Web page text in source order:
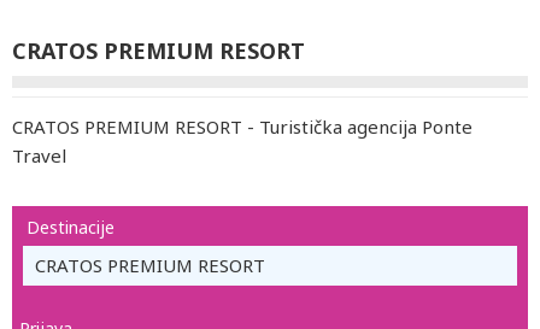
CRATOS PREMIUM RESORT
CRATOS PREMIUM RESORT - Turistička agencija Ponte
Travel
Destinacije
CRATOS PREMIUM RESORT